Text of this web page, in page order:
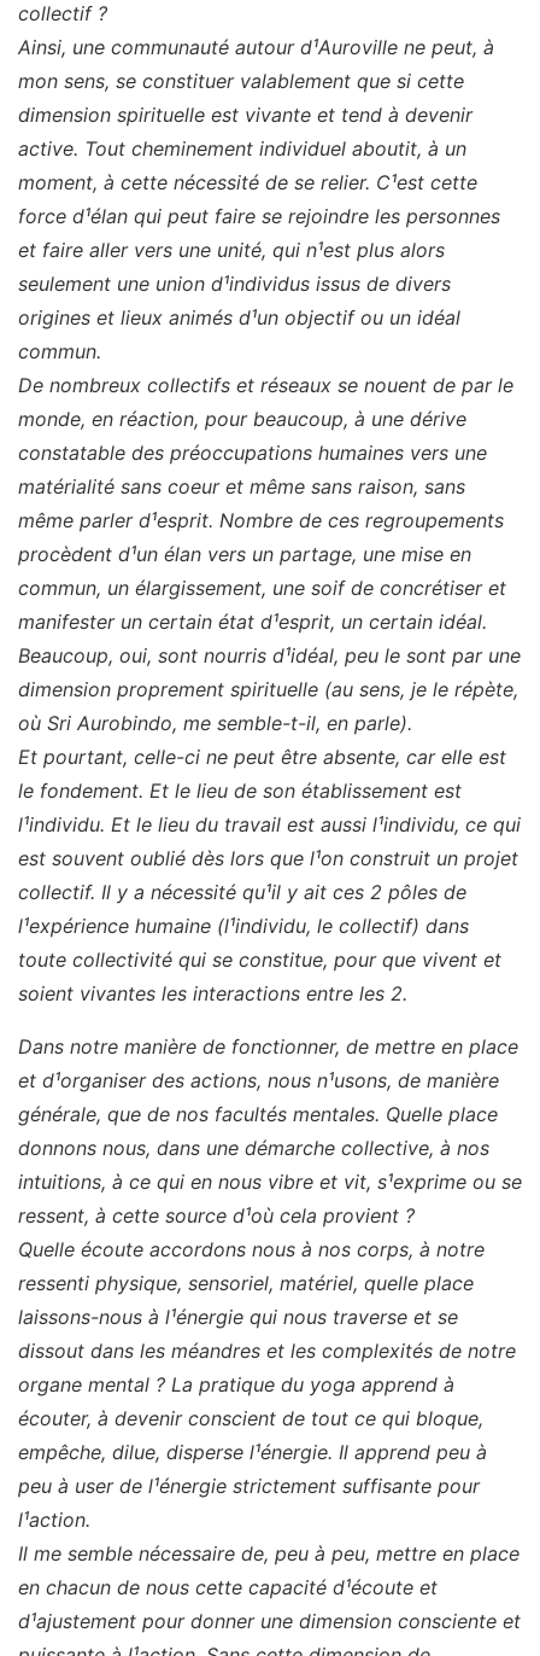
collectif ?
Ainsi, une communauté autour d¹Auroville ne peut, à
mon sens, se constituer valablement que si cette
dimension spirituelle est vivante et tend à devenir
active. Tout cheminement individuel aboutit, à un
moment, à cette nécessité de se relier. C¹est cette
force d¹élan qui peut faire se rejoindre les personnes
et faire aller vers une unité, qui n¹est plus alors
seulement une union d¹individus issus de divers
origines et lieux animés d¹un objectif ou un idéal
commun.
De nombreux collectifs et réseaux se nouent de par le
monde, en réaction, pour beaucoup, à une dérive
constatable des préoccupations humaines vers une
matérialité sans coeur et même sans raison, sans
même parler d¹esprit. Nombre de ces regroupements
procèdent d¹un élan vers un partage, une mise en
commun, un élargissement, une soif de concrétiser et
manifester un certain état d¹esprit, un certain idéal.
Beaucoup, oui, sont nourris d¹idéal, peu le sont par une
dimension proprement spirituelle (au sens, je le répète,
où Sri Aurobindo, me semble-t-il, en parle).
Et pourtant, celle-ci ne peut être absente, car elle est
le fondement. Et le lieu de son établissement est
l¹individu. Et le lieu du travail est aussi l¹individu, ce qui
est souvent oublié dès lors que l¹on construit un projet
collectif. Il y a nécessité qu¹il y ait ces 2 pôles de
l¹expérience humaine (l¹individu, le collectif) dans
toute collectivité qui se constitue, pour que vivent et
soient vivantes les interactions entre les 2.
Dans notre manière de fonctionner, de mettre en place
et d¹organiser des actions, nous n¹usons, de manière
générale, que de nos facultés mentales. Quelle place
donnons nous, dans une démarche collective, à nos
intuitions, à ce qui en nous vibre et vit, s¹exprime ou se
ressent, à cette source d¹où cela provient ?
Quelle écoute accordons nous à nos corps, à notre
ressenti physique, sensoriel, matériel, quelle place
laissons-nous à l¹énergie qui nous traverse et se
dissout dans les méandres et les complexités de notre
organe mental ? La pratique du yoga apprend à
écouter, à devenir conscient de tout ce qui bloque,
empêche, dilue, disperse l¹énergie. Il apprend peu à
peu à user de l¹énergie strictement suffisante pour
l¹action.
Il me semble nécessaire de, peu à peu, mettre en place
en chacun de nous cette capacité d¹écoute et
d¹ajustement pour donner une dimension consciente et